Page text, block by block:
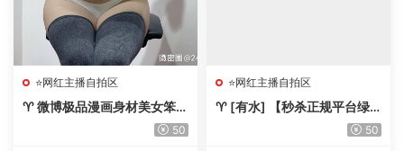
⭐网红主播自拍区
♈ 微博极品漫画身材美女笨初
C，大尺度微密全合集全套 50
⭐网红主播自拍区
♈ [有水] 【秒杀正规平台绿
播女神下海 vaidurya】颜值50